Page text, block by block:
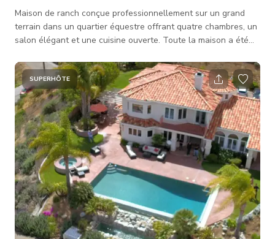
Maison de ranch conçue professionnellement sur un grand
terrain dans un quartier équestre offrant quatre chambres, un
salon élégant et une cuisine ouverte. Toute la maison a été
aménagement paysager luxuriant et une piscine. Elle est
située sur un grand terrain de 0,6 acre.
SUPERHÔTE